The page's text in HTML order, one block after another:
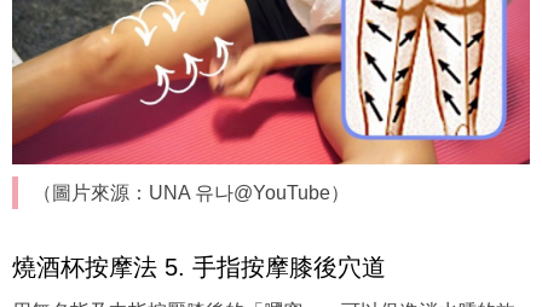
（圖片來源：UNA 유나@YouTube）
燒酒杯按摩法 5. 手指按摩膝後穴道